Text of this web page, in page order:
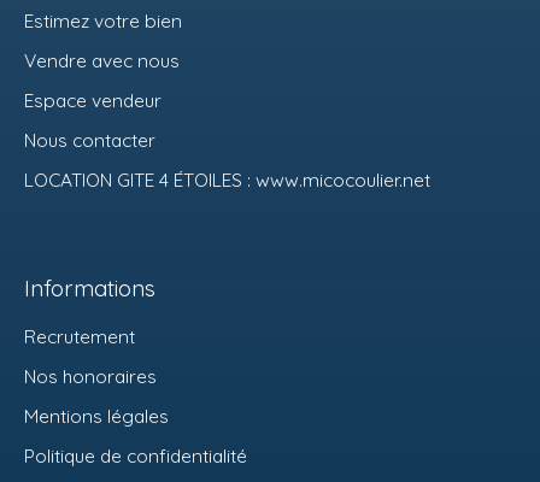
Estimez votre bien
Vendre avec nous
Espace vendeur
Nous contacter
LOCATION GITE 4 ÉTOILES : www.micocoulier.net
Informations
Recrutement
Nos honoraires
Mentions légales
Politique de confidentialité